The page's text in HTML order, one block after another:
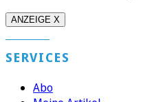
ANZEIGE X
SERVICES
Abo